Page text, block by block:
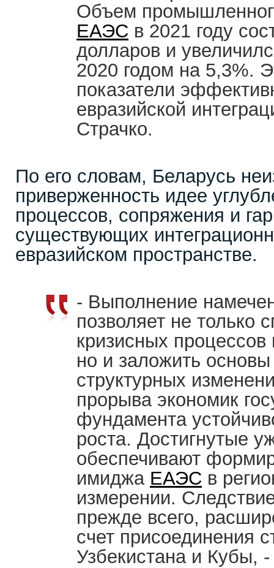
Объем
ЕАЭС в 2021 году
долларов и
2020 годом на 5,3%.
показатели
евразийской
Страчко.
По его словам, Беларусь
приверженность идее
процессов, сопряжения и
существующих
евразийском пространстве.
- Выполнение
позволяет не только
кризисных
но и заложить
структурных
прорыва экономик
фундамента
роста. Достигнутые
обеспечивают
имиджа ЕАЭС в
измерении.
прежде всего,
счет присоединения
Узбекистана и Кубы,